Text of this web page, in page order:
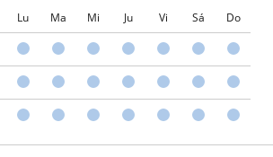
Lu Ma Mi Ju Vi Sá Do